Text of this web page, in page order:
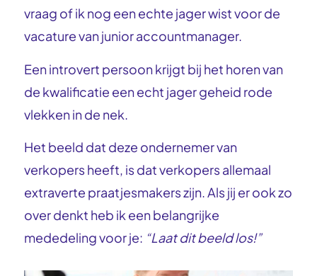
vraag of ik nog een echte jager wist voor de
vacature van junior accountmanager.
Een introvert persoon krijgt bij het horen van
de kwalificatie een echt jager geheid rode
vlekken in de nek.
Het beeld dat deze ondernemer van
verkopers heeft, is dat verkopers allemaal
extraverte praatjesmakers zijn. Als jij er ook zo
over denkt heb ik een belangrijke
mededeling voor je: “Laat dit beeld los!”